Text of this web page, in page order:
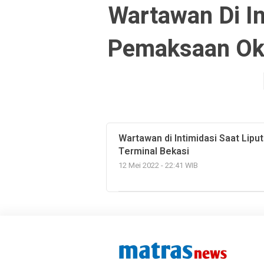
Wartawan Di
Pemaksaan
Wartawan di Intimidasi Saat
Terminal Bekasi
12 Mei 2022 - 22:41 WIB